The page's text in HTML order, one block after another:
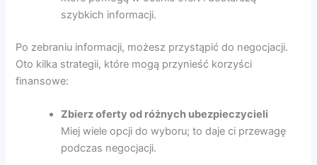
szybkich informacji.
Po zebraniu informacji, możesz przystąpić do negocjacji.
Oto kilka strategii, które mogą przynieść korzyści
finansowe:
Zbierz oferty od różnych ubezpieczycieli
Miej wiele opcji do wyboru; to daje ci przewagę
podczas negocjacji.